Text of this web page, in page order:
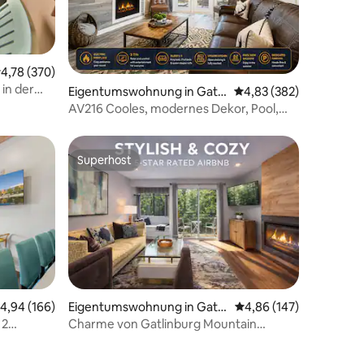
Bewertungen
Bewertung: 4,78 von 5, 370 Bewertungen
4,78 (370)
der
Eigentumswohnung in Gatli
nburg
Durchschnittliche
4,83 (382)
AV216 Cooles, modernes Dekor, Pool,
Bewertung: 4,94 von 5, 166 Bewertungen
4,94 (166)
Superhost
Superhost
Eigentumswohnung in Gatli
nburg
Durchschnittliche
4,86 (147)
Charme von Gatlinburg Mountain